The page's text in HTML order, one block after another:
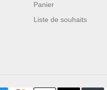
Panier
Liste de souhaits